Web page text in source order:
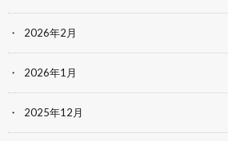
2026年2月
2026年1月
2025年12月